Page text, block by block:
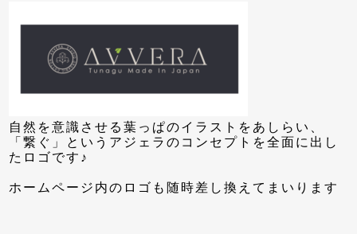
自然を意識させる葉っぱのイラストをあしらい、
「繋ぐ」というアジェラのコンセプトを全面に出し
たロゴです♪
ホームページ内のロゴも随時差し換えてまいります